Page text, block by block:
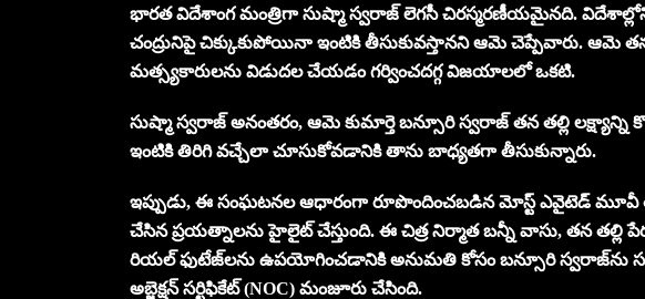
భారత విదేశాంగ మంత్రిగా సుష్మా స్వరాజ్ లెగసీ చిరస్మరణీయమైనది.
చంద్రునిపై చిక్కుకుపోయినా ఇంటికి తీసుకువస్తానని ఆమె చెప్పేవారు. ఆమె
మత్స్యకారులను విడుదల చేయడం గర్వించదగ్గ విజయాలలో ఒకటి.
సుష్మా స్వరాజ్ అనంతరం, ఆమె కుమార్తె బన్సూరి స్వరాజ్ తన తల్లి లక్ష్యాన్ని
ఇంటికి తిరిగి వచ్చేలా చూసుకోవడానికి తాను బాధ్యతగా తీసుకున్నారు.
ఇప్పుడు, ఈ సంఘటనల ఆధారంగా రూపొందించబడిన మోస్ట్ ఎవైటెడ్ మూవీ
చేసిన ప్రయత్నాలను హైలైట్ చేస్తుంది. ఈ చిత్ర నిర్మాత బన్నీ వాసు, తన తల్లి
రియల్ ఫుటేజ్‌లను ఉపయోగించడానికి అనుమతి కోసం బన్సూరి స్వరాజ్‌ను
అబ్జెక్షన్ సర్టిఫికేట్ (NOC) మంజూరు చేసింది.